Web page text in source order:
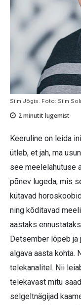
Siim Jõgis. Foto: Siim
2minutit lugemist
Keeruline on leida
ütleb, et jah, ma
see meelelahutuse
põnev lugeda, mis
kütavad
ning kõditavad
aastaks
Detsember lõpeb ja
algava aasta kohta.
telekanalitel. Nii
telekavast mitu
selgeltnägijad